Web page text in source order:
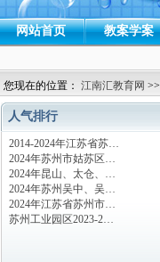
网站首页 教案学案
您现在的位置： 江南汇教育网 >>
人气排行
2014-2024年江苏省苏…
2024年苏州市姑苏区…
2024年昆山、太仓、…
2024年苏州吴中、吴…
2024年江苏省苏州市…
苏州工业园区2023-2…